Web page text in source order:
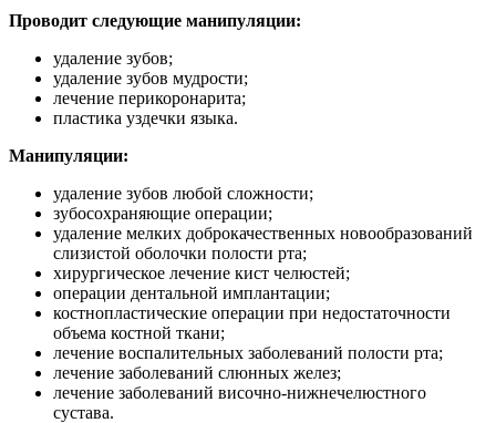
Проводит следующие манипуляции:
удаление зубов;
удаление зубов мудрости;
лечение перикоронарита;
пластика уздечки языка.
Манипуляции:
удаление зубов любой сложности;
зубосохраняющие операции;
удаление мелких доброкачественных новообразований
слизистой оболочки полости рта;
хирургическое лечение кист челюстей;
операции дентальной имплантации;
костнопластические операции при недостаточности
объема костной ткани;
лечение воспалительных заболеваний полости рта;
лечение заболеваний слюнных желез;
лечение заболеваний височно-нижнечелюстного
сустава.